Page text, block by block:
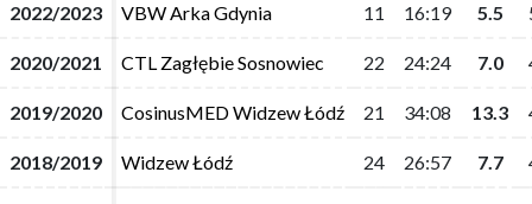
2022/2023 VBW Arka Gdynia 11 16:19 5.5
2020/2021 CTL Zagłębie Sosnowiec 22 24:24 7.0
2019/2020 CosinusMED Widzew Łódź 21 34:08 13.3
2018/2019 Widzew Łódź 24 26:57 7.7
2022/2023 VBW Arka Gdynia 11 16:19 5.5
2020/2021 CTL Zagłębie Sosnowiec 22 24:24 7.0
2019/2020 CosinusMED Widzew Łódź 21 34:08 13.3
2018/2019 Widzew Łódź 24 26:57 7.7